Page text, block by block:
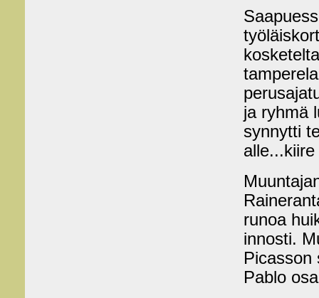
ja ryhmä
synnytti
runoa
innosti.
Picasson
Pablo